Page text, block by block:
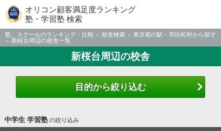
オリコン顧客満足度ランキング
塾・学習塾 検索
塾、スクールのランキング・比較 校舎検索
東京都の駅・市区町村から探す
新桜台周辺の校舎一覧
新桜台周辺の校舎
目的から絞り込む
中学生 学習塾の絞り込み